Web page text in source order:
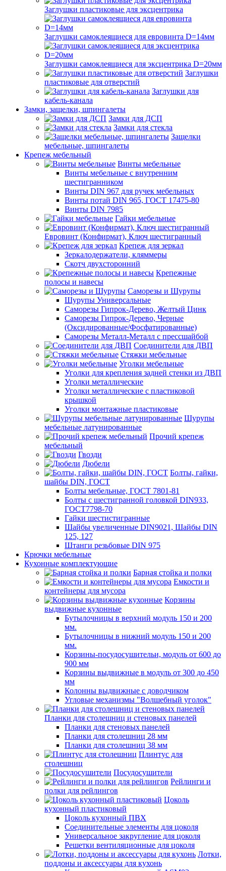
Заглушки пластиковые для эксцентрика
Заглушки самоклеящиеся для евровинта D=14мм
Заглушки самоклеящиеся для эксцентрика D=20мм
Заглушки
пластиковые для отверстий
Заглушки для
кабель-канала
Замки, защелки, шпингалеты
Замки для ДСП
Замки для стекла
Защелки
мебельные, шпингалеты
Крепеж мебельный
Винты мебельные
Винты мебельные с внутренним
шестигранником
Винты DIN 967 для ручек мебельных
Винты потай DIN 965, ГОСТ 17475-80
Винты DIN 7985
Гайки мебельные
Евровинт (Конфирмат), Ключ шестигранный
Крепеж для зеркал
Зеркалодержатели, кляммеры
Скотч двухсторонний
Крепежные
полосы и навесы
Саморезы и Шурупы
Шурупы Универсальные
Саморезы Гипрок-Дерево, Желтый Цинк
Саморезы Гипрок-Дерево, Черные
(Оксидированные/Фосфатированные)
Саморезы Металл-Металл с прессшайбой
Соединители для ДВП
Стяжки мебельные
Уголки мебельные
Уголки для крепления задней стенки из ДВП
Уголки металлические
Уголки металлические с пластиковой
крышкой
Уголки монтажные пластиковые
Шурупы
мебельные латунированные
Прочий крепеж
мебельный
Гвозди
Дюбели
Болты, гайки,
шайбы DIN, ГОСТ
Болты мебельные, ГОСТ 7801-81
Болты с шестигранной головкой DIN933,
ГОСТ7798-70
Гайки шестистигранные
Шайбы увеличенные DIN9021, Шайбы DIN
125, 127
Штанги резьбовые DIN 975
Крючки мебельные
Кухонные комплектующие
Барная стойка и полки
Емкости и
контейнеры для мусора
Корзины
выдвижные кухонные
Бутылочницы в верхний модуль 150 и 200
мм.
Бутылочницы в нижний модуль 150 и 200
мм.
Корзины-посудосушительи, модуль от 600 до
900 мм
Корзины выдвижные в модуль от 300 до 450
мм
Колонны выдвижные с доводчиком
Угловые механизмы "Волшебный уголок"
Планки для столешниц и стеновых панелей
Планки для стеновых панелей
Планки для столешниц 28 мм
Планки для столешниц 38 мм
Плинтус для
столешниц
Посудосушители
Рейлинги и
полки для рейлингов
Цоколь
кухонный пластиковый
Цоколь кухонный ПВХ
Соединительные элементы для цоколя
Универсальное закругление для цоколя
Решетки вентиляционные для цоколя
Лотки,
поддоны и аксессуары для кухонь